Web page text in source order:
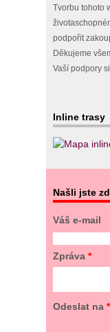
Tvorbu tohoto
podpořit
Děkujeme
Vaší podpory
Inline trasy
Našli jste
Váš e-mail
Zpráva*
Odeslat na*